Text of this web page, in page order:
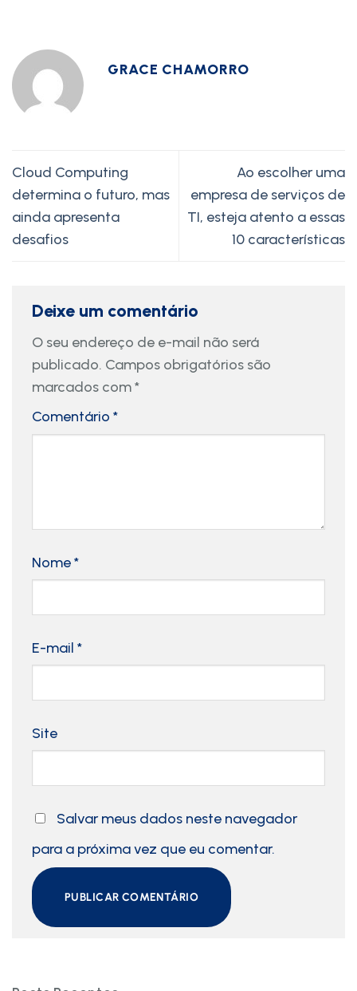
GRACE CHAMORRO
Cloud Computing
determina o futuro, mas
ainda apresenta
desafios
Ao escolher uma
empresa de serviços de
TI, esteja atento a essas
10 características
Deixe um comentário
O seu endereço de e-mail não será
publicado. Campos obrigatórios são
marcados com*
Comentário *
Nome*
E-mail *
Site
Salvar meus dados neste navegador
para a próxima vez que eu comentar.